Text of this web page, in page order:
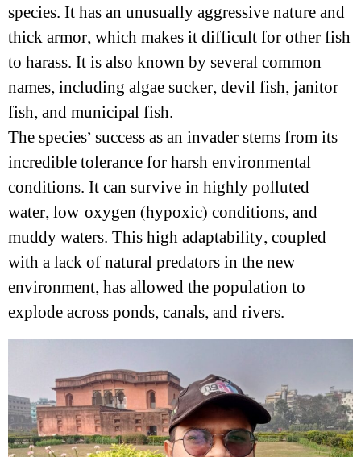
species. It has an unusually aggressive nature and
thick armor, which makes it difficult for other fish
to harass. It is also known by several common
names, including algae sucker, devil fish, janitor
fish, and municipal fish.
The species’ success as an invader stems from its
incredible tolerance for harsh environmental
conditions. It can survive in highly polluted
water, low-oxygen (hypoxic) conditions, and
muddy waters. This high adaptability, coupled
with a lack of natural predators in the new
environment, has allowed the population to
explode across ponds, canals, and rivers.